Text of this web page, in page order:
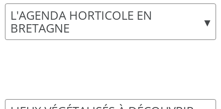
▾
L'AGENDA HORTICOLE EN
BRETAGNE